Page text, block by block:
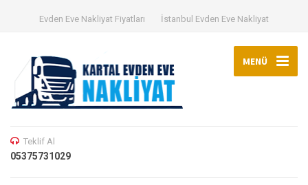
Evden Eve Nakliyat Fiyatları İstanbul Evden Eve Nakliyat
MENÜ
Teklif Al
05375731029